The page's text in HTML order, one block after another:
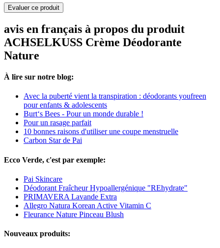
Evaluer ce produit
avis en français à propos du produit
ACHSELKUSS Crème Déodorante
Nature
À lire sur notre blog:
Avec la puberté vient la transpiration : déodorants youfreen
pour enfants & adolescents
Burt‘s Bees - Pour un monde durable !
Pour un rasage parfait
10 bonnes raisons d'utiliser une coupe menstruelle
Carbon Star de Pai
Ecco Verde, c'est par exemple:
Pai Skincare
Déodorant Fraîcheur Hypoallergénique "REhydrate"
PRIMAVERA Lavande Extra
Allegro Natura Korean Active Vitamin C
Fleurance Nature Pinceau Blush
Nouveaux produits: